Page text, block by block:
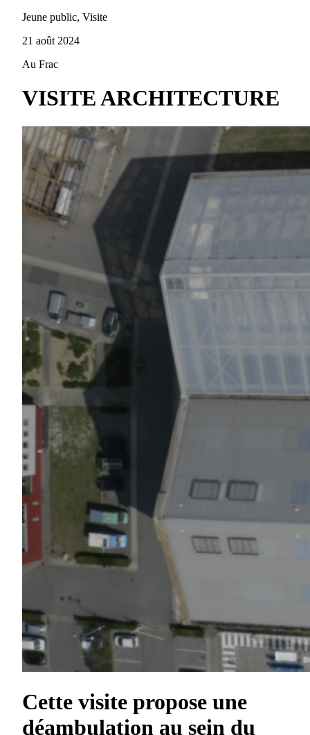
Jeune public, Visite
21 août 2024
Au Frac
VISITE ARCHITECTURE
Cette visite propose une
déambulation au sein du